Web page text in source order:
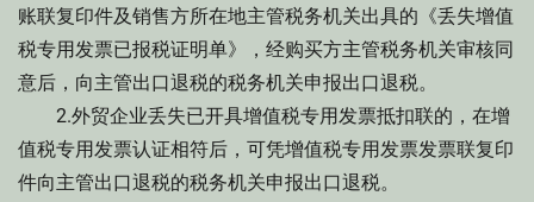
账联复印件及销售方所在地主管税务机关出具的《丢失增值
税专用发票已报税证明单》，经购买方主管税务机关审核同
意后，向主管出口退税的税务机关申报出口退税。
2.外贸企业丢失已开具增值税专用发票抵扣联的，在增
值税专用发票认证相符后，可凭增值税专用发票发票联复印
件向主管出口退税的税务机关申报出口退税。